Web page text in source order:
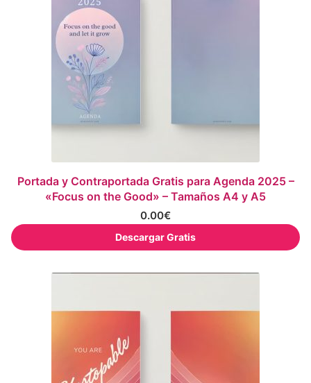
Portada y Contraportada Gratis para Agenda 2025 –
«Focus on the Good» – Tamaños A4 y A5
0.00€
Descargar Gratis